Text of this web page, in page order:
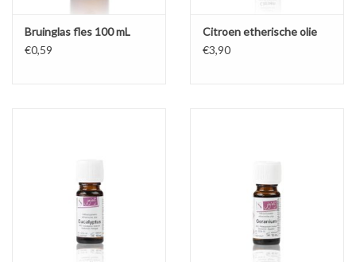
Bruinglas fles 100 mL
€0,59
Citroen etherische olie
€3,90